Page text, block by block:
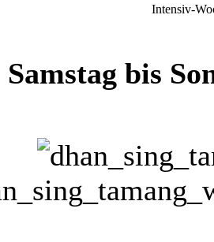
Intensiv-
Samstag bis